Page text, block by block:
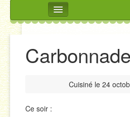
Accueil
Accompagnements
Entrées
Cuisiné le 24
Ce soir :